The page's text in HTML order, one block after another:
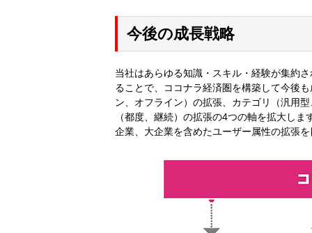
今後の成長戦略
当社はあらゆる知識・スキル・経験が集約
ることで、ココナラ経済圏を構築して今後
ン、オフライン）の拡張、カテゴリ（汎用
（都度、継続）の拡張の4つの軸を拡大し
企業、大企業を含めたユーザー属性の拡張